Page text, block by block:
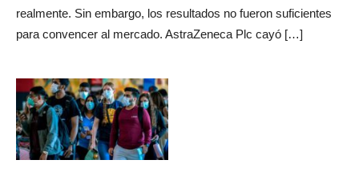
realmente. Sin embargo, los resultados no fueron suficientes
para convencer al mercado. AstraZeneca Plc cayó […]